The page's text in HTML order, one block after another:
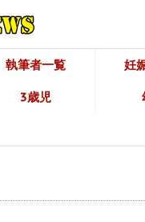
執筆者一覧 妊
3歳児